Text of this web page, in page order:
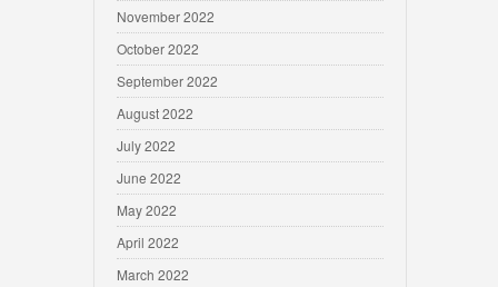
November 2022
October 2022
September 2022
August 2022
July 2022
June 2022
May 2022
April 2022
March 2022